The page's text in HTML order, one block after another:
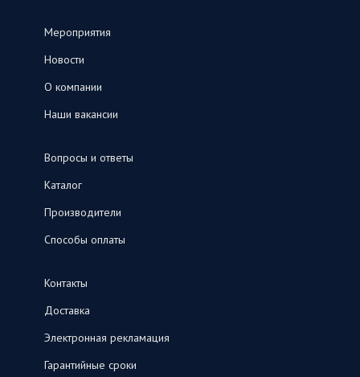
Мероприятия
Новости
О компании
Наши вакансии
Вопросы и ответы
Каталог
Производители
Способы оплаты
Контакты
Доставка
Электронная рекламация
Гарантийные сроки